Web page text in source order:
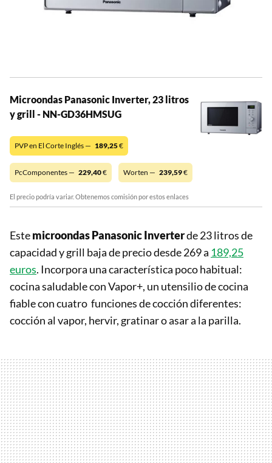
Microondas Panasonic Inverter, 23 litros
y grill - NN-GD36HMSUG
PVP en El Corte Inglés — 189,25€
PcComponentes — 229,40€ Worten — 239,59€
El precio podría variar. Obtenemos comisión por estos enlaces
Estemicroondas Panasonic Inverterde 23 litros de
capacidad y grill baja de precio desde 269 a 189,25
euros. Incorpora una característica poco habitual:
cocina saludable con Vapor+, un utensilio de cocina
fiable con cuatro funciones de cocción diferentes:
cocción al vapor, hervir, gratinar o asar a la parilla.